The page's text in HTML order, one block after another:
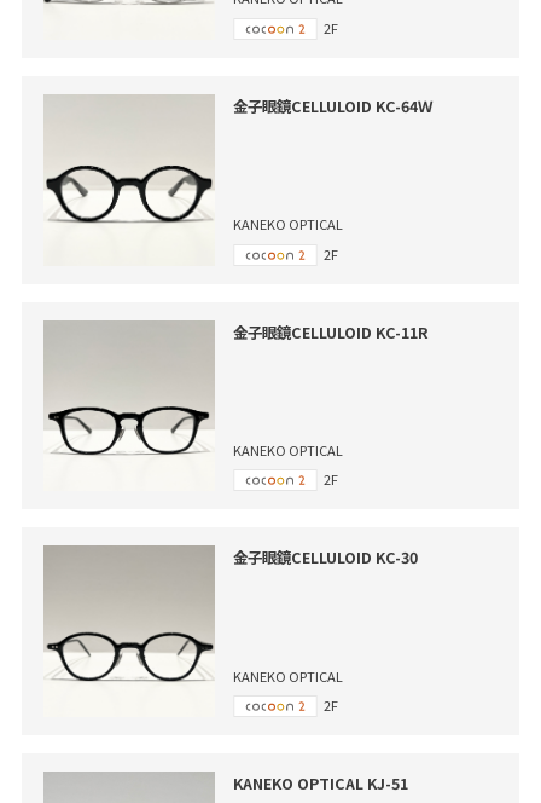
2F
金子眼鏡CELLULOID KC-64Ｗ
KANEKO OPTICAL
2F
金子眼鏡CELLULOID KC-11R
KANEKO OPTICAL
2F
金子眼鏡CELLULOID KC-30
KANEKO OPTICAL
2F
KANEKO OPTICAL KJ-51